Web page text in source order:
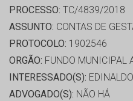
PROCESSO: TC/4839/2018
ASSUNTO: CONTAS DE
PROTOCOLO: 1902546
ORGÃO: FUNDO MUNICIPAL
INTERESSADO(S):
ADVOGADO(S): NÃO HÁ